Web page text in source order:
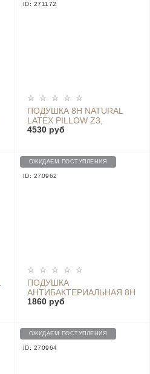
ID: 271172
ПОДУШКА 8H NATURAL
LATEX PILLOW Z3,
БЕЖЕВАЯ
4530 руб
ОЖИДАЕМ ПОСТУПЛЕНИЯ
ID: 270962
ПОДУШКА
АНТИБАКТЕРИАЛЬНАЯ 8H
EVOLON ANTIBACTERIAL
1860 руб
ОЖИДАЕМ ПОСТУПЛЕНИЯ
ID: 270964